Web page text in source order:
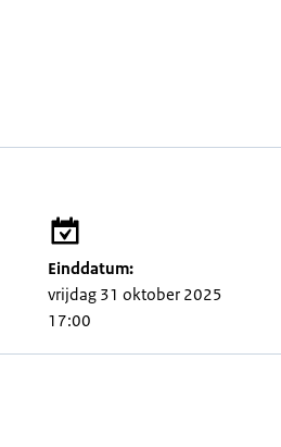
Einddatum:
vrijdag 31 oktober 2025
17:00